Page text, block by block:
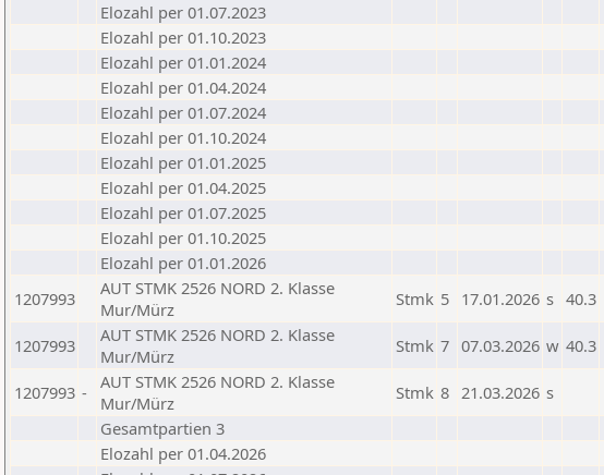
Elozahl per 01.07.2023
Elozahl per 01.10.2023
Elozahl per 01.01.2024
Elozahl per 01.04.2024
Elozahl per 01.07.2024
Elozahl per 01.10.2024
Elozahl per 01.01.2025
Elozahl per 01.04.2025
Elozahl per 01.07.2025
Elozahl per 01.10.2025
Elozahl per 01.01.2026
1207993
AUT STMK 2526 NORD 2. Klasse
Mur/Mürz
Stmk 5 17.01.2026 s 40.3
1207993
AUT STMK 2526 NORD 2. Klasse
Mur/Mürz
Stmk 7 07.03.2026 w 40.3
1207993 -
AUT STMK 2526 NORD 2. Klasse
Mur/Mürz
Stmk 8 21.03.2026 s
Gesamtpartien 3
Elozahl per 01.04.2026